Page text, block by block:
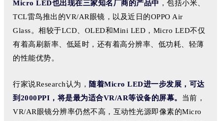
Micro LED也出现在三家知名厂商的产品中 ，包括小米、
TCL雷鸟推出的VR/AR眼镜，以及近日的OPPO Air
Glass。相较于LCD、OLED和Mini LED，Micro LED不仅
有着高刷新率、低延时，还有着高分辨率、低功耗、轻薄
的性能优势。
行家说Research认为， 随着Micro LED进一步发展，可达
到2000PPI，将是最为适合VR/AR等设备的屏幕。 当前，
VR/AR眼镜分辨率仍然不高，互动性光源即像素的Micro